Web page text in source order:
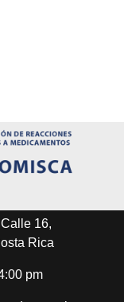
16,
Rica
pm